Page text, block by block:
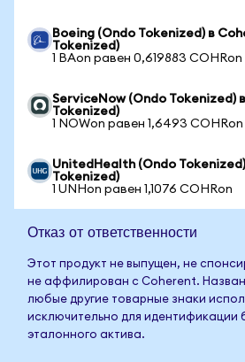
Boeing (Ondo Tokenized) в
Tokenized)
1 BAon равен 0,619883 COHRon
ServiceNow (Ondo Tokenized)
Tokenized)
1 NOWon равен 1,6493 COHRon
UnitedHealth (Ondo
Tokenized)
1 UNHon равен 1,1076 COHRon
Отказ от ответственности
Этот продукт не выпущен, не
не аффилирован с Coherent.
любые другие товарные знаки
исключительно для идентификации
эталонного актива.